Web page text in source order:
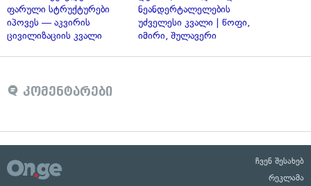
ფარული სტრუქტურები
იპოვეს — აკვირის
ცივილიზაციის კვალი
ნეანდერტალელების
უძველესი კვალი | წოფი,
იმირი, შულავერი
კომენტარები
ჩვენ შესახებ
რეკლამა